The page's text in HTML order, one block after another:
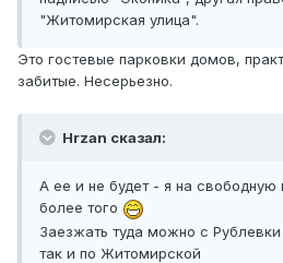
"Житомирская улица".
Это гостевые парковки домов,
забитые. Несерьезно.
Hrzan сказал:
А ее и не будет - я на свободную
более того
Заезжать туда можно с
так и по Житомирской